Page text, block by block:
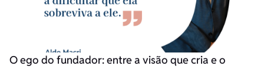
O ego do fundador: entre a visão que cria e o